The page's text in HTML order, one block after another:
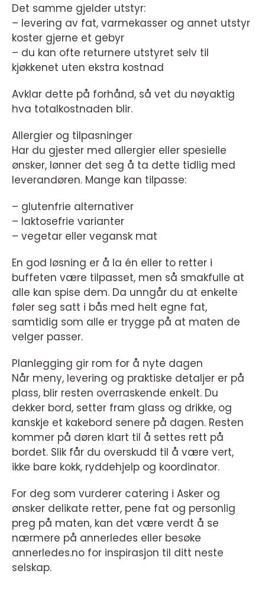
Det samme gjelder utstyr:
– levering av fat, varmekasser og annet utstyr
koster gjerne et gebyr
– du kan ofte returnere utstyret selv til
kjøkkenet uten ekstra kostnad
Avklar dette på forhånd, så vet du nøyaktig
hva totalkostnaden blir.
Allergier og tilpasninger
Har du gjester med allergier eller spesielle
ønsker, lønner det seg å ta dette tidlig med
leverandøren. Mange kan tilpasse:
– glutenfrie alternativer
– laktosefrie varianter
– vegetar eller vegansk mat
En god løsning er å la én eller to retter i
buffeten være tilpasset, men så smakfulle at
alle kan spise dem. Da unngår du at enkelte
føler seg satt i bås med helt egne fat,
samtidig som alle er trygge på at maten de
velger passer.
Planlegging gir rom for å nyte dagen
Når meny, levering og praktiske detaljer er på
plass, blir resten overraskende enkelt. Du
dekker bord, setter fram glass og drikke, og
kanskje et kakebord senere på dagen. Resten
kommer på døren klart til å settes rett på
bordet. Slik får du overskudd til å være vert,
ikke bare kokk, ryddehjelp og koordinator.
For deg som vurderer catering i Asker og
ønsker delikate retter, pene fat og personlig
preg på maten, kan det være verdt å se
nærmere på annerledes eller besøke
annerledes.no for inspirasjon til ditt neste
selskap.